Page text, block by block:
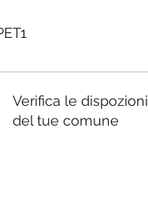
Verifica le dispozioni
del tue comune